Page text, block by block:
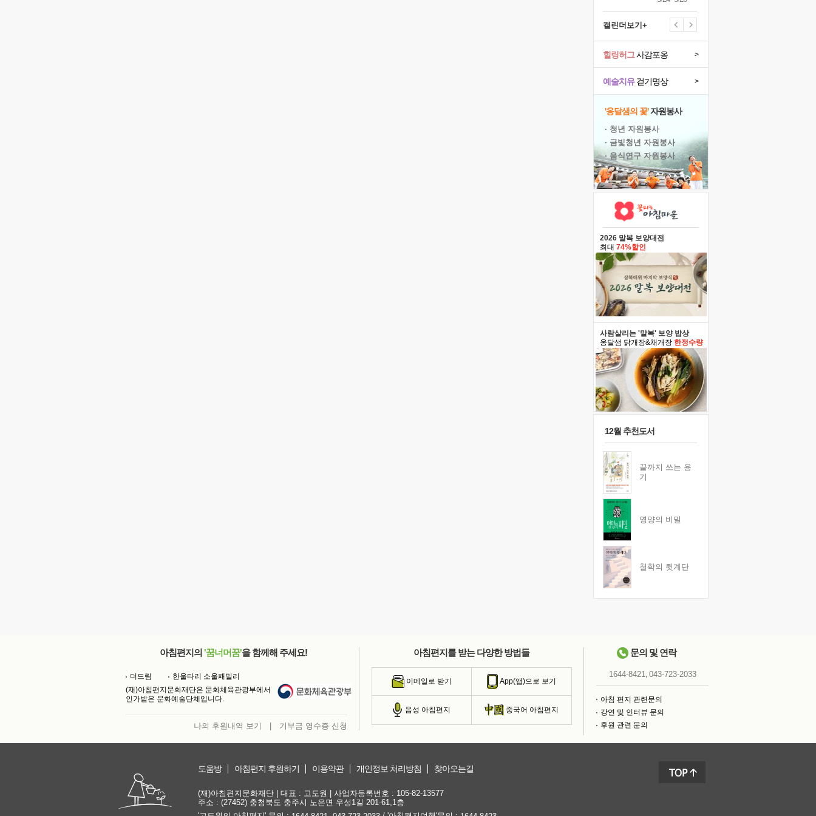
캘린더보기+
예술치유걷기명상 >
힐링허그사감포옹 >
'옹달샘의 꽃'자원봉사
· 청년 자원봉사
· 금빛청년 자원봉사
· 음식연구 자원봉사
2026 말복 보양대전
최대 74%할인
사람살리는 '말복' 보양 밥상
옹달샘 닭개장&채개장 한정수량
12월 추천도서
끝까지 쓰는 용
기
영양의 비밀
철학의 뒷계단
아침편지의 '꿈너머꿈'을 함께해 주세요!
더드림
한울타리 소울패밀리
(재)아침편지문화재단은 문화체육관광부에서
인가받은 문화예술단체입니다.
나의 후원내역 보기 기부금 영수증 신청
아침편지를 받는 다양한 방법들
이메일로 받기 App(앱)으로 보기
음성 아침편지 중국어 아침편지
문의 및 연락
1644-8421, 043-723-2033
아침 편지 관련문의
강연 및 인터뷰 문의
후원 관련 문의
도움방 아침편지 후원하기 이용약관 개인정보 처리방침 찾아오는길
(재)아침편지문화재단 | 대표 : 고도원 | 사업자등록번호 : 105-82-13577
주소 : (27452) 충청북도 충주시 노은면 우성1길 201-61,1층